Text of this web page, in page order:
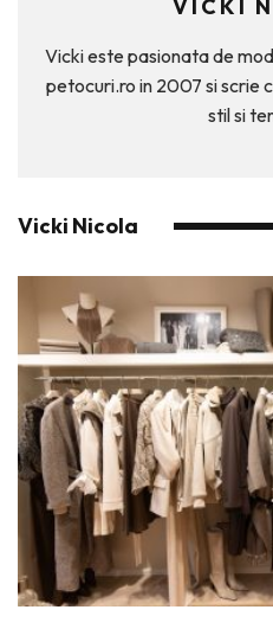
VICKI
Vicki este pasionata de
petocuri.ro in 2007 si scrie
stil si
Vicki Nicola